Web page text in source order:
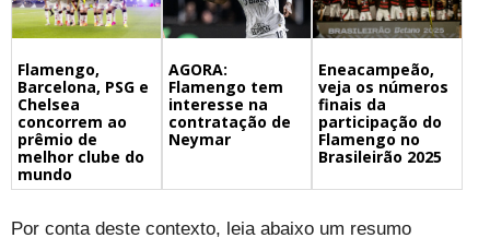
Flamengo,
Barcelona, PSG e
Chelsea
concorrem ao
prêmio de
melhor clube do
mundo
AGORA:
Flamengo tem
interesse na
contratação de
Neymar
Eneacampeão,
veja os números
finais da
participação do
Flamengo no
Brasileirão 2025
Por conta deste contexto, leia abaixo um resumo